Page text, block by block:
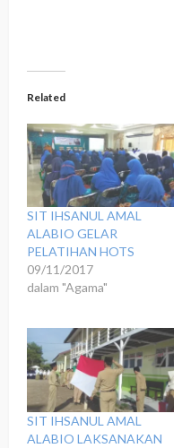
Related
SIT IHSANUL AMAL
ALABIO GELAR
PELATIHAN HOTS
09/11/2017
dalam "Agama"
SIT IHSANUL AMAL
ALABIO LAKSANAKAN